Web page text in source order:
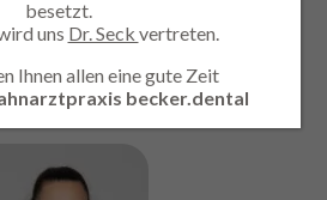
Herzlich
besetzt.
uns Dr. Seck vertreten.
Ihnen allen eine gute Zeit
becker.dental